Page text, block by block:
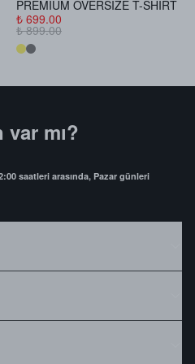
PREMIUM OVERSIZE T-SHIRT
₺ 699.00
₺ 899.00
var mı?
saatleri arasında, Pazar günleri